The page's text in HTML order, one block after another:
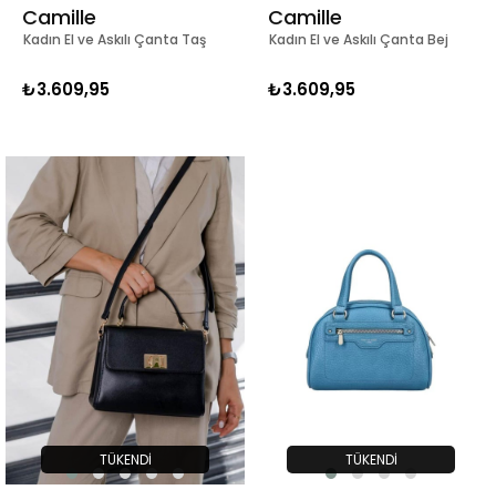
Kadın El ve Askılı Çanta Taş
Camille
₺3.609,95
Kadın El ve Askılı Çanta Bej
Camille
₺3.609,95
TÜKENDI TÜKENDI